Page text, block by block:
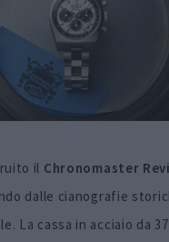
il Chronomaster
dalle cianografie
La cassa in acciaio da